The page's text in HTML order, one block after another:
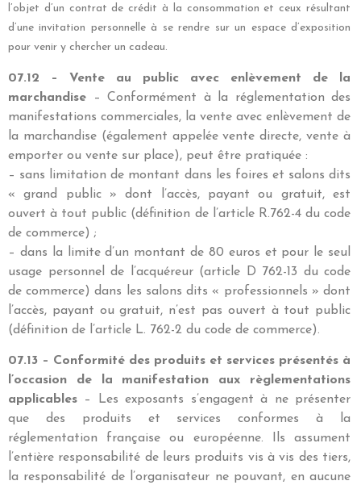
l’objet d’un contrat de crédità la consommation et ceux résultant
d’une invitation personnelle à se rendre sur un espace d’exposition
pour venir y chercher un cadeau.
07.12 – Vente au public avec enlèvement de la
marchandise – Conformément à la réglementation des
manifestations commerciales, la vente avec enlèvement de
la marchandise (également appelée vente directe, vente à
emporter ou vente sur place), peut être pratiquée :
– sans limitation de montant dans les foires et salons dits
« grand public » dont l’accès, payant ou gratuit, est
ouvert à tout public (définition de l’article R.762-4 du code
de commerce) ;
– dans la limite d’un montant de 80 euros et pour le seul
usage personnel de l’acquéreur (article D 762-13 du code
de commerce) dans les salons dits « professionnels » dont
l’accès, payant ou gratuit, n’est pas ouvert à tout public
(définition de l’article L. 762-2 du code de commerce).
07.13 – Conformité des produits et services présentés à
l’occasion de la manifestation aux règlementations
applicables – Les exposants s’engagent à ne présenter
que des produits et services conformes à la
réglementation française ou européenne. Ils assument
l’entière responsabilité de leurs produits vis à vis des tiers,
la responsabilité de l’organisateur ne pouvant, en aucune